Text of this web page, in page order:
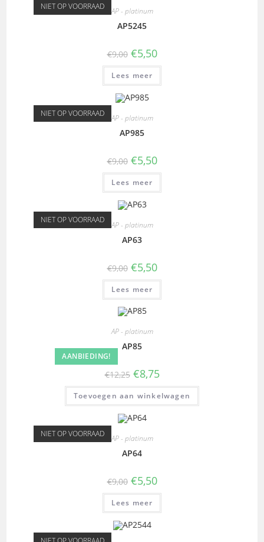
NIET OP VOORRAAD AP - platinum
AP5245
€9,00 €5,50
Lees meer
NIET OP VOORRAAD AP - platinum
AP985
€9,00 €5,50
Lees meer
NIET OP VOORRAAD AP - platinum
AP63
€9,00 €5,50
Lees meer
AANBIEDING!
AP - platinum
AP85
€12,25 €8,75
Toevoegen aan winkelwagen
NIET OP VOORRAAD AP - platinum
AP64
€9,00 €5,50
Lees meer